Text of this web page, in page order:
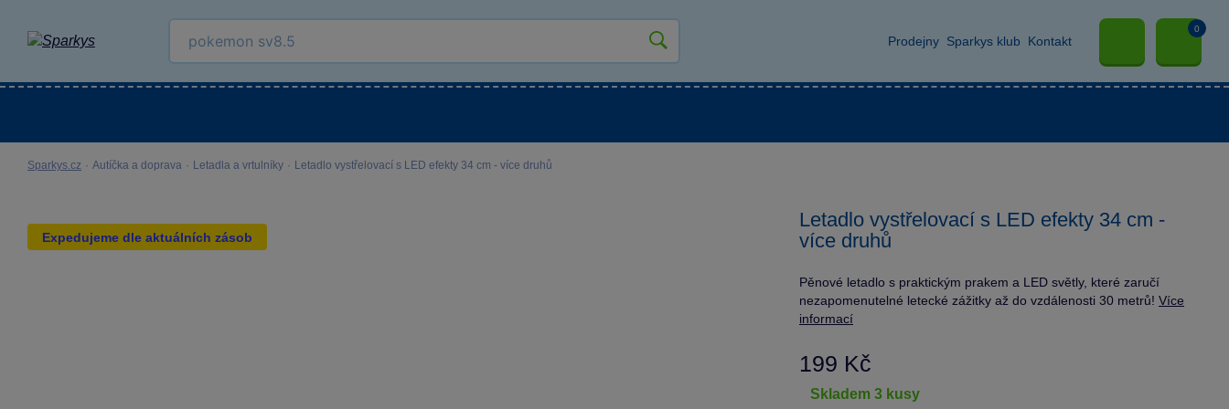
Prodejny Sparkys klub Kontakt
0
Sparkys.cz · Autíčka a doprava · Letadla a vrtulníky · Letadlo vystřelovací s LED efekty 34 cm - více druhů
Expedujeme dle aktuálních zásob
Letadlo vystřelovací s LED efekty 34 cm -
více druhů
Pěnové letadlo s praktickým prakem a LED světly, které zaručí
nezapomenutelné letecké zážitky až do vzdálenosti 30 metrů! Více
informací
199 Kč
skladem 3 kusy